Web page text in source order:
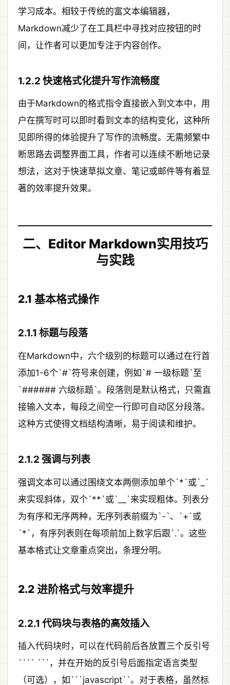
学习成本。相较于传统的富文本编辑器，
Markdown减少了在工具栏中寻找对应按钮的时
间，让作者可以更加专注于内容创作。
1.2.2 快速格式化提升写作流畅度
由于Markdown的格式指令直接嵌入到文本中，用
户在撰写时可以即时看到文本的结构变化，这种所
见即所得的体验提升了写作的流畅度。无需频繁中
断思路去调整界面工具，作者可以连续不断地记录
想法，这对于快速草拟文章、笔记或邮件等有着显
著的效率提升效果。
二、Editor Markdown实用技巧
与实践
2.1 基本格式操作
2.1.1 标题与段落
在Markdown中，六个级别的标题可以通过在行首
添加1-6个`#`符号来创建，例如`# 一级标题`至
`###### 六级标题`。段落则是默认格式，只需直
接输入文本，每段之间空一行即可自动区分段落。
这种方式使得文档结构清晰，易于阅读和维护。
2.1.2 强调与列表
强调文本可以通过围绕文本两侧添加单个`*`或`_`
来实现斜体，双个`**`或`__`来实现粗体。列表分
为有序和无序两种，无序列表前缀为`-`、`+`或
`*`，有序列表则在每项前加上数字后跟`.`。这些
基本格式让文章重点突出，条理分明。
2.2 进阶格式与效率提升
2.2.1 代码块与表格的高效插入
插入代码块时，可以在代码前后各放置三个反引号
```` ```，并在开始的反引号后面指定语言类型
（可选），如```javascript``。对于表格，虽然标